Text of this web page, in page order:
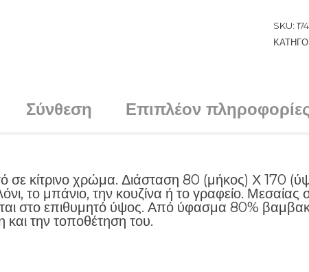
SKU:
Σύνθεση Επιπλέον πληροφορίες
σε κίτρινο χρώμα. Διάσταση 80 (μήκος) Χ 170
το μπάνιο, την κουζίνα ή το γραφείο.
στο επιθυμητό ύψος. Από ύφασμα 80%
την τοποθέτηση του.